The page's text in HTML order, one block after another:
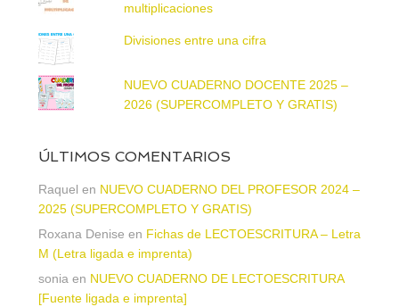
multiplicaciones
Divisiones entre una cifra
NUEVO CUADERNO DOCENTE 2025 –
2026 (SUPERCOMPLETO Y GRATIS)
ÚLTIMOS COMENTARIOS
Raquel en NUEVO CUADERNO DEL PROFESOR 2024 –
2025 (SUPERCOMPLETO Y GRATIS)
Roxana Denise en Fichas de LECTOESCRITURA – Letra
M (Letra ligada e imprenta)
sonia en NUEVO CUADERNO DE LECTOESCRITURA
[Fuente ligada e imprenta]